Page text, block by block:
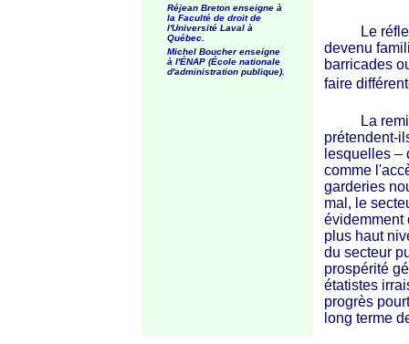
Réjean Breton enseigne à
la Faculté de droit de
l'Université Laval à
Québec.
Michel Boucher enseigne
à l'ÉNAP (École nationale
d'administration publique).
Le réflexe
devenu
barricades
faire
La remise
prétendent-
lesquelles –
comme
garderies
mal, le
évidemment
plus haut
du secteur
prospérité
étatistes
progrès
long terme